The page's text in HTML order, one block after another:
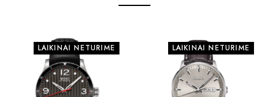
LAIKINAI NETURIME LAIKINAI NETURIME